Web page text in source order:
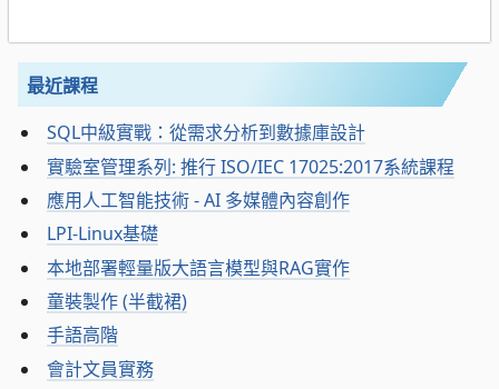
最近課程
SQL中級實戰：從需求分析到數據庫設計
實驗室管理系列: 推行 ISO/IEC 17025:2017系統課程
應用人工智能技術 - AI 多媒體內容創作
LPI-Linux基礎
本地部署輕量版大語言模型與RAG實作
童裝製作 (半截裙)
手語高階
會計文員實務